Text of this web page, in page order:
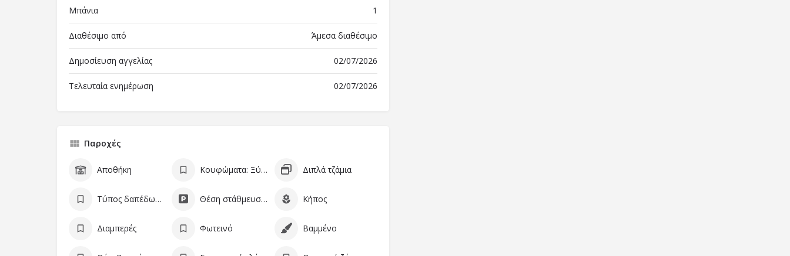
Μπάνια 1
Διαθέσιμο από Άμεσα διαθέσιμο
Δημοσίευση αγγελίας 02/07/2026
Τελευταία ενημέρωση 02/07/2026
Παροχές
Αποθήκη Κουφώματα: Ξύλινα Διπλά τζάμια
Τύπος δαπέδων: Μάρμαρο Θέση στάθμευσης Κήπος
Διαμπερές Φωτεινό Βαμμένο